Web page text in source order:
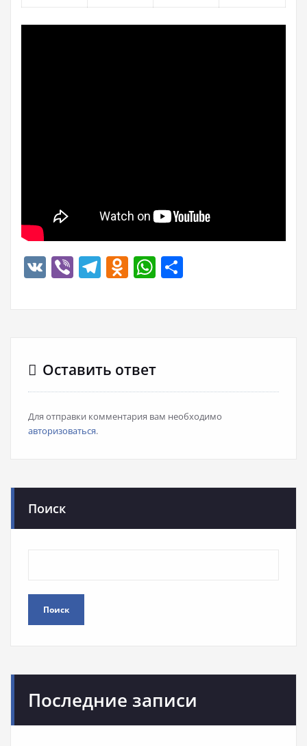
VK ViberTelegram
Odnoklassniki
WhatsApp
Оставить ответ
Для отправки комментария вам необходимо
авторизоваться.
Поиск
Поиск
Последние записи